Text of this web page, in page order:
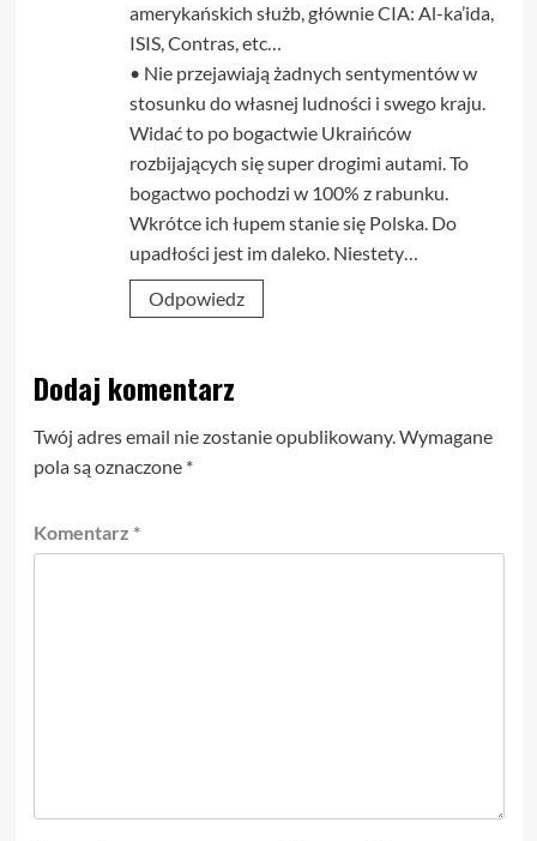
amerykańskich służb, głównie CIA: Al-ka’ida,
ISIS, Contras, etc…
• Nie przejawiają żadnych sentymentów w
stosunku do własnej ludności i swego kraju.
Widać to po bogactwie Ukraińców
rozbijających się super drogimi autami. To
bogactwo pochodzi w 100% z rabunku.
Wkrótce ich łupem stanie się Polska. Do
upadłości jest im daleko. Niestety…
Odpowiedz
Dodaj komentarz
Twój adres email nie zostanie opublikowany.Wymagane
pola są oznaczone *
Komentarz *